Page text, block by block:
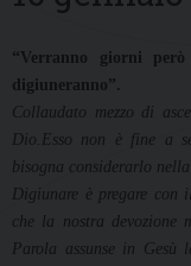
“Verranno giorni
digiuneranno”.
Collaudato mezzo di
Dio. Esso non è fine a
bisogna considerarlo
Digiunare è pregare con
che la nostra devozione
Parola assunse in Gesù